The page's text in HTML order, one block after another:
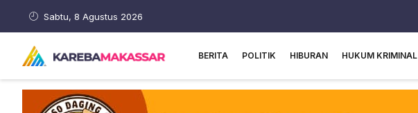
Sabtu, 8 Agustus 2026
BERITA POLITIK HIBURAN HUKUM KRIMINAL